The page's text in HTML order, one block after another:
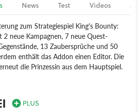
News Test Videos
zum Strategiespiel King's Bounty:
2 neue Kampagnen, 7 neue Quest-
13 Zaubersprüche und 50
enthält das Addon einen Editor. Die
die Prinzessin aus dem Hauptspiel.
Bounty: Crossworlds